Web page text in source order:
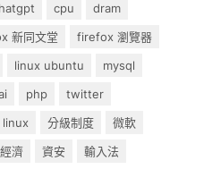
cpu
dram
新同文堂
firefox 瀏覽器
linux ubuntu
mysql
php
twitter
分級制度
微軟
經濟 資安 輸入法